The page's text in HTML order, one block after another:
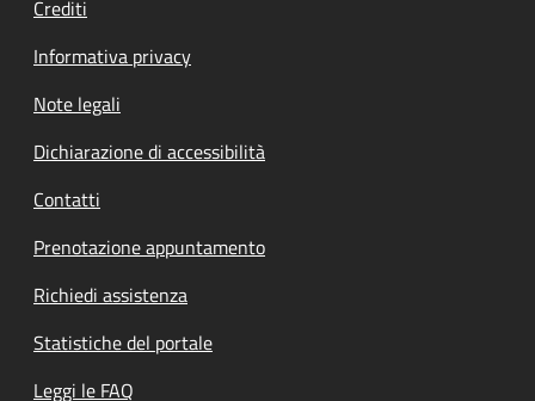
Crediti
Informativa privacy
Note legali
Dichiarazione di accessibilità
Contatti
Prenotazione appuntamento
Richiedi assistenza
Statistiche del portale
Leggi le FAQ